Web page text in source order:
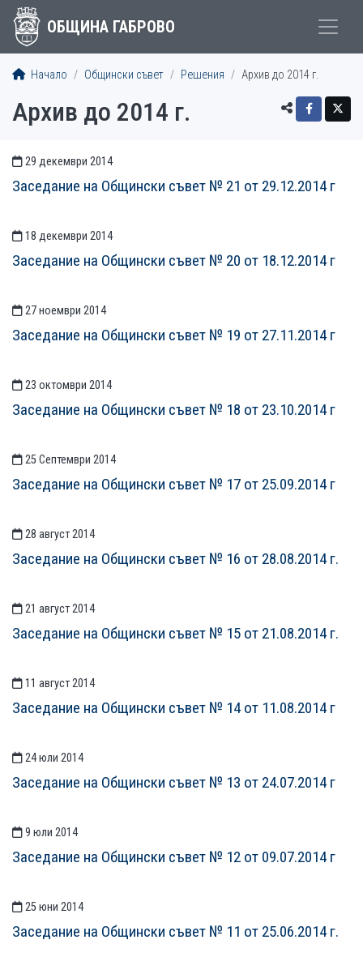
ОБЩИНА ГАБРОВО
Начало Общински съвет Решения Архив до 2014 г.
Архив до 2014 г.
СТАТИИСТАТИИ
29 декември 2014
Заседание на Общински съвет № 21 от 29.12.2014 г
18 декември 2014
Заседание на Общински съвет № 20 от 18.12.2014 г
27 ноември 2014
Заседание на Общински съвет № 19 от 27.11.2014 г
23 октомври 2014
Заседание на Общински съвет № 18 от 23.10.2014 г
25 Септември 2014
Заседание на Общински съвет № 17 от 25.09.2014 г
28 август 2014
Заседание на Общински съвет № 16 от 28.08.2014 г.
21 август 2014
Заседание на Общински съвет № 15 от 21.08.2014 г.
11 август 2014
Заседание на Общински съвет № 14 от 11.08.2014 г
24 юли 2014
Заседание на Общински съвет № 13 от 24.07.2014 г
9 юли 2014
Заседание на Общински съвет № 12 от 09.07.2014 г
25 юни 2014
Заседание на Общински съвет № 11 от 25.06.2014 г.